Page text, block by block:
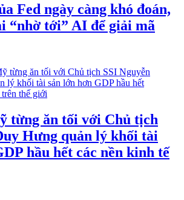
Fed ngày càng khó đoán,
“nhờ tới” AI để giải mã
từng ăn tối với Chủ tịch
Hưng quản lý khối tài
hầu hết các nền kinh tế